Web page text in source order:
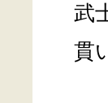
武
貫